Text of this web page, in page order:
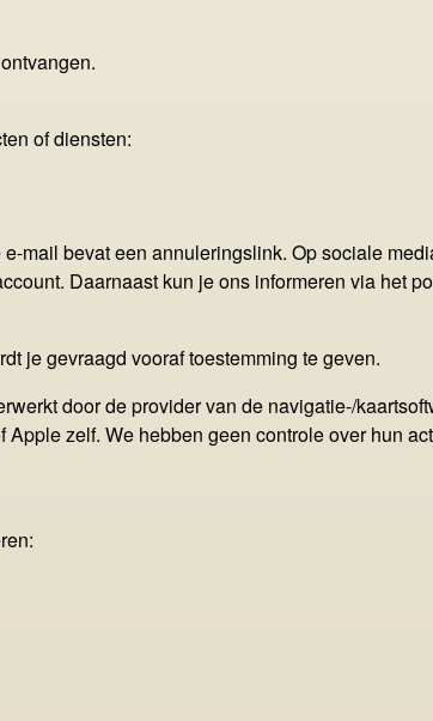
of diensten:
mail bevat een annuleringslink. Op sociale
Daarnaast kun je ons informeren via het
je gevraagd vooraf toestemming te geven.
door de provider van de navigatie-/
zelf. We hebben geen controle over hun